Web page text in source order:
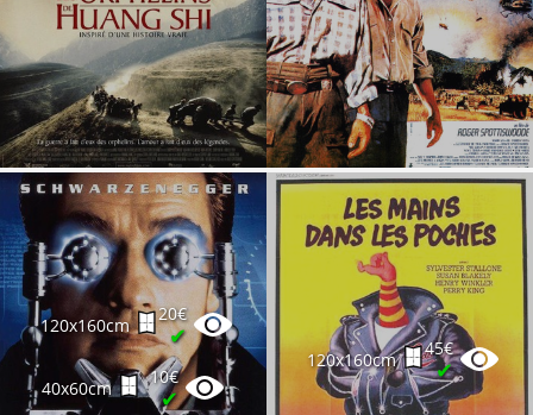
120x160cm
20€
✔
40x60cm
10€
✔
120x160cm
45€
✔